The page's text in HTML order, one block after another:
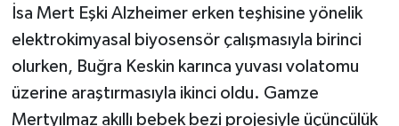
İsa Mert Eşki Alzheimer erken teşhisine yönelik
elektrokimyasal biyosensör çalışmasıyla birinci
olurken, Buğra Keskin karınca yuvası volatomu
üzerine araştırmasıyla ikinci oldu. Gamze
Mertyılmaz akıllı bebek bezi projesiyle üçüncülük